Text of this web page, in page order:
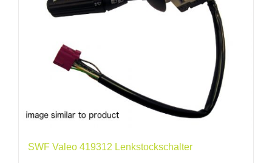
SWF Valeo 419312 Lenkstockschalter